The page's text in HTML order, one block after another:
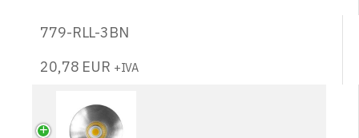
779-RLL-3BN
20,78 EUR +IVA